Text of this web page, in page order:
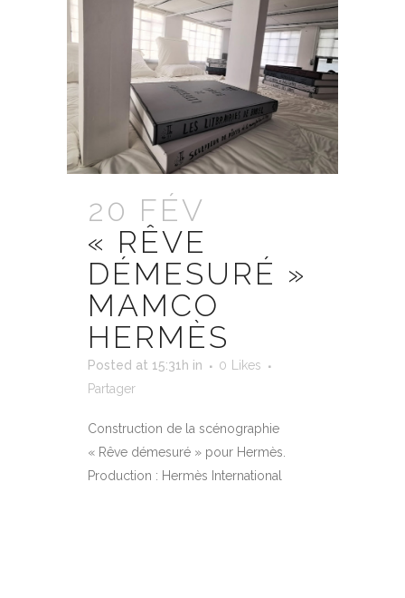
20 FÉV
« RÊVE
DÉMESURÉ »
MAMCO
HERMÈS
Posted at 15:31h in 0
Likes
Partager
Construction de la scénographie
« Rêve démesuré » pour Hermès.
Production : Hermès International